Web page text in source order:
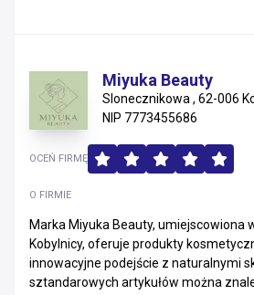
Miyuka Beauty
Slonecznikowa , 62-006
NIP 7773455686
O FIRMIE
Marka Miyuka Beauty, umiejscowiona
Kobylnicy, oferuje produkty
innowacyjne podejście z naturalnymi
sztandarowych artykułów można
OCEŃ FIRMĘ